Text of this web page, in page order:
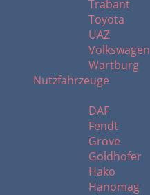
Trabant
Toyota
UAZ
Volkswagen
Wartburg
Nutzfahrzeuge
DAF
Fendt
Grove
Goldhofer
Hako
Hanomag